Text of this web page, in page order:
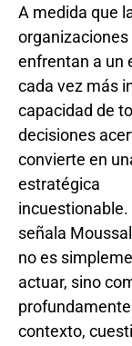
A medida que
organizaciones
enfrentan a un
cada vez más
capacidad de
decisiones
convierte en
estratégica
incuestionable.
señala
no es
actuar, sino
profundamente
contexto,